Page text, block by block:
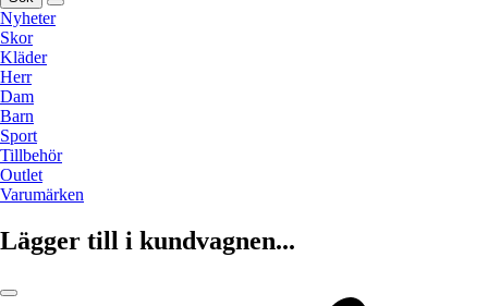
Nyheter
Skor
Kläder
Herr
Dam
Barn
Sport
Tillbehör
Outlet
Varumärken
Lägger till i kundvagnen...